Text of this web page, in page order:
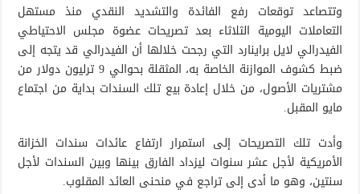
وتتصاعد توقعات رفع الفائدة والتشديد النقدي منذ مستهل
التعاملات اليومية الثلاثاء بعد تصريحات عضوة مجلس الاحتياطي
الفيدرالي لايل براينارد التي رجحت خلالها أن الفيدرالي قد يتجه إلى
ضبط كشوف الموازنة الخاصة به، المثقلة بحوالي 9 ترليون دولار من
مشتريات الأصول، من خلال إعادة بيع تلك السندات بداية من اجتماع
مايو المقبل.
وأدت تلك التصريحات إلى استمرار ارتفاع عائدات سندات الخزانة
الأمريكية لأجل عشر سنوات ليزداد الفارق بينها وبين السندات لأجل
سنتين، وهو ما أدى إلى تراجع في منحنى العائد المقلوب.